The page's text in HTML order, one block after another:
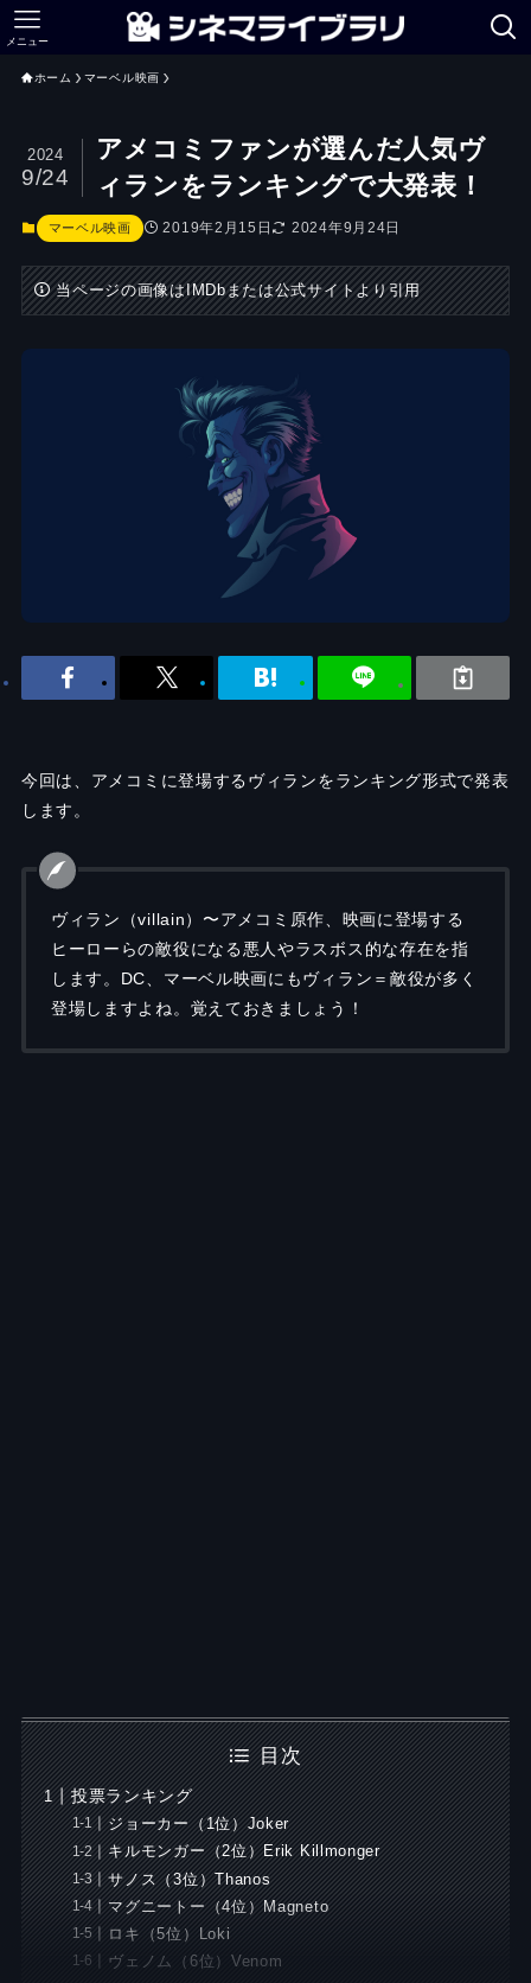
メニュー
ホーム マーベル映画
アメコミファンが選んだ人気ヴ
ィランをランキングで大発表！
2024
9/24
マーベル映画 2019年2月15日 2024年9月24日
当ページの画像はIMDbまたは公式サイトより引用
今回は、アメコミに登場するヴィランをランキング形式で発表
します。
ヴィラン（villain）〜アメコミ原作、映画に登場する
ヒーローらの敵役になる悪人やラスボス的な存在を指
します。DC、マーベル映画にもヴィラン＝敵役が多く
登場しますよね。覚えておきましょう！
目次
投票ランキング
ジョーカー（1位）Joker
キルモンガー（2位）Erik Killmonger
サノス（3位）Thanos
マグニートー（4位）Magneto
ロキ（5位）Loki
ヴェノム（6位）Venom